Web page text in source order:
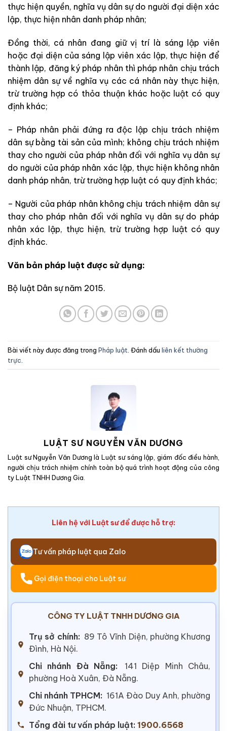
thực hiện quyền, nghĩa vụ dân sự do người đại diện xác
lập, thực hiện nhân danh pháp nhân;
Đồng thời, cá nhân đang giữ vị trí là sáng lập viên
hoặc đại diện của sáng lập viên xác lập, thực hiện để
thành lập, đăng ký pháp nhân thì pháp nhân chịu trách
nhiệm dân sự về nghĩa vụ các cá nhân này thực hiện,
trừ trường hợp có thỏa thuận khác hoặc luật có quy
định khác;
– Pháp nhân phải đứng ra độc lập chịu trách nhiệm
dân sự bằng tài sản của mình; không chịu trách nhiệm
thay cho người của pháp nhân đối với nghĩa vụ dân sự
do người của pháp nhân xác lập, thực hiện không nhân
danh pháp nhân, trừ trường hợp luật có quy định khác;
– Người của pháp nhân không chịu trách nhiệm dân sự
thay cho pháp nhân đối với nghĩa vụ dân sự do pháp
nhân xác lập, thực hiện, trừ trường hợp luật có quy
định khác.
Văn bản pháp luật được sử dụng:
Bộ luật Dân sự năm 2015.
Bài viết này được đăng trong Pháp luật . Đánh dấu liên kết thường
trực
LUẬT SƯ NGUYỄN VĂN DƯƠNG
Luật sư Nguyễn Văn Dương là Luật sư sáng lập, giám đốc điều hành,
người chịu trách nhiệm chính toàn bộ quá trình hoạt động của công
ty Luật TNHH Dương Gia.
Liên hệ với Luật sư để được hỗ trợ:
Tư vấn pháp luật qua Zalo
Gọi điện thoại cho Luật sư
CÔNG TY LUẬT TNHH DƯƠNG GIA
Trụ sở chính: 89 Tô Vĩnh Diện, phường Khương
Đình, Hà Nội.
Chi nhánh Đà Nẵng:
141 Diệp Minh Châu,
phường Hoà Xuân, Đà Nẵng.
Chi nhánh TPHCM: 161A Đào Duy Anh, phường
Đức Nhuận, TPHCM.
Tổng đài tư vấn pháp luật: 1900.6568